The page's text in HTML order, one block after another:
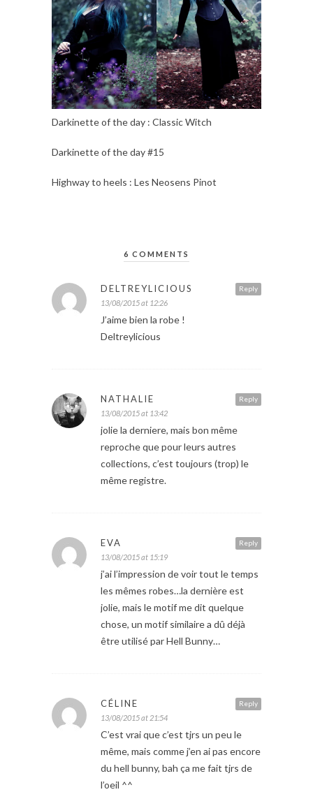
Darkinette of the day : Classic Witch
Darkinette of the day #15
Highway to heels : Les Neosens Pinot
6 COMMENTS
Reply
DELTREYLICIOUS
13/08/2015 at 12:26
J’aime bien la robe !
Deltreylicious
Reply
NATHALIE
13/08/2015 at 13:42
jolie la derniere, mais bon même
reproche que pour leurs autres
collections, c’est toujours (trop) le
même registre.
Reply
EVA
13/08/2015 at 15:19
j’ai l’impression de voir tout le temps
les mêmes robes…la dernière est
jolie, mais le motif me dit quelque
chose, un motif similaire a dû déjà
être utilisé par Hell Bunny…
Reply
CÉLINE
13/08/2015 at 21:54
C’est vrai que c’est tjrs un peu le
même, mais comme j’en ai pas encore
du hell bunny, bah ça me fait tjrs de
l’oeil ^^